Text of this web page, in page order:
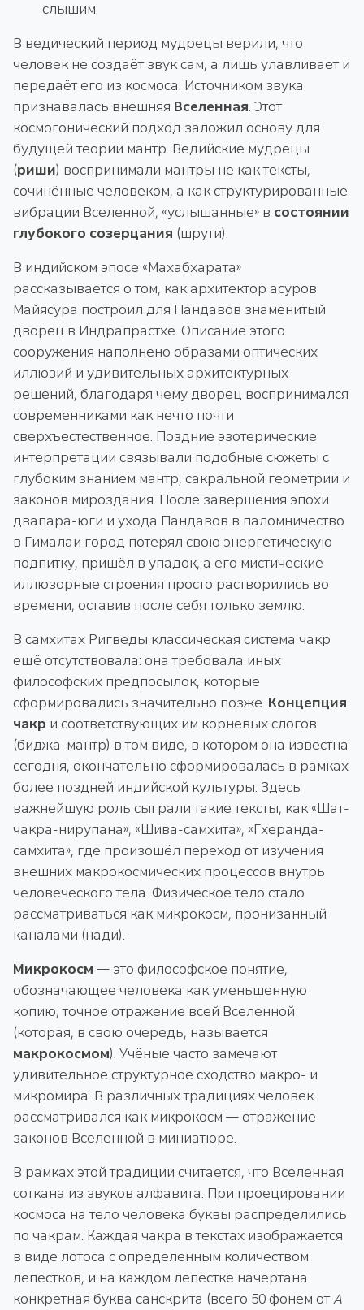
слышим.
В ведический период мудрецы верили, что
человек не создаёт звук сам, а лишь улавливает и
передаёт его из космоса. Источником звука
признавалась внешняя Вселенная. Этот
космогонический подход заложил основу для
будущей теории мантр. Ведийские мудрецы
(риши) воспринимали мантры не как тексты,
сочинённые человеком, а как структурированные
вибрации Вселенной, «услышанные» в состоянии
глубокого созерцания (шрути).
В индийском эпосе «Махабхарата»
рассказывается о том, как архитектор асуров
Майясура построил для Пандавов знаменитый
дворец в Индрапрастхе. Описание этого
сооружения наполнено образами оптических
иллюзий и удивительных архитектурных
решений, благодаря чему дворец воспринимался
современниками как нечто почти
сверхъестественное. Поздние эзотерические
интерпретации связывали подобные сюжеты с
глубоким знанием мантр, сакральной геометрии и
законов мироздания. После завершения эпохи
двапара-юги и ухода Пандавов в паломничество
в Гималаи город потерял свою энергетическую
подпитку, пришёл в упадок, а его мистические
иллюзорные строения просто растворились во
времени, оставив после себя только землю.
В самхитах Ригведы классическая система чакр
ещё отсутствовала: она требовала иных
философских предпосылок, которые
сформировались значительно позже. Концепция
чакр и соответствующих им корневых слогов
(биджа-мантр) в том виде, в котором она известна
сегодня, окончательно сформировалась в рамках
более поздней индийской культуры. Здесь
важнейшую роль сыграли такие тексты, как «Шат-
чакра-нирупана», «Шива-самхита», «Гхеранда-
самхита», где произошёл переход от изучения
внешних макрокосмических процессов внутрь
человеческого тела. Физическое тело стало
рассматриваться как микрокосм, пронизанный
каналами (нади).
Микрокосм — это философское понятие,
обозначающее человека как уменьшенную
копию, точное отражение всей Вселенной
(которая, в свою очередь, называется
макрокосмом). Учёные часто замечают
удивительное структурное сходство макро- и
микромира. В различных традициях человек
рассматривался как микрокосм — отражение
законов Вселенной в миниатюре.
В рамках этой традиции считается, что Вселенная
соткана из звуков алфавита. При проецировании
космоса на тело человека буквы распределились
по чакрам. Каждая чакра в текстах изображается
в виде лотоса с определённым количеством
лепестков, и на каждом лепестке начертана
конкретная буква санскрита (всего 50 фонем отА